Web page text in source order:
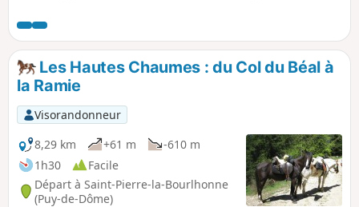
(très vieille maison à droite), très important au début du 20e
siècle. Victime de l'exode rural, Montolas n'est plus que
ruines !Les Hautes Chaumes : du Col du Béal à
la Ramie
Visorandonneur
8,29 km
+61 m
-610 m
1h30
Facile
Départ à Saint-Pierre-la-Bourlhonne
(Puy-de-Dôme)